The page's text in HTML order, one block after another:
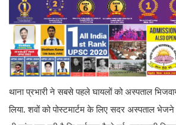
थाना प्रभारी ने सबसे पहले घायलों को अस्पताल
लिया. शवों को पोस्टमार्टम के लिए सदर अस्पताल